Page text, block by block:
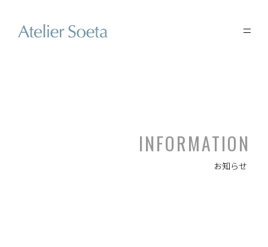
INFORMATION
お知らせ